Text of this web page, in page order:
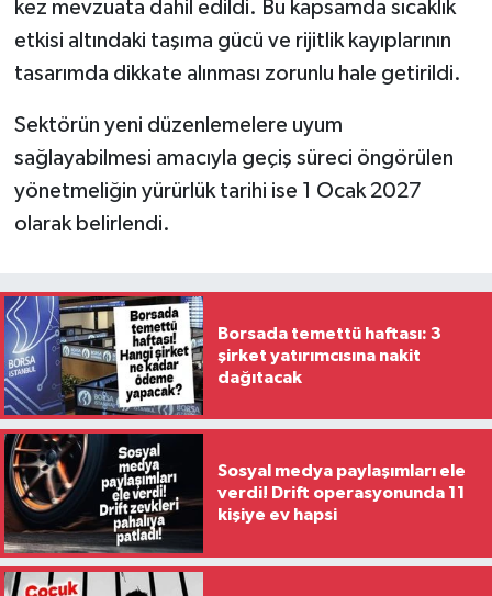
kez mevzuata dahil edildi. Bu kapsamda sıcaklık
etkisi altındaki taşıma gücü ve rijitlik kayıplarının
tasarımda dikkate alınması zorunlu hale getirildi.
Sektörün yeni düzenlemelere uyum
sağlayabilmesi amacıyla geçiş süreci öngörülen
yönetmeliğin yürürlük tarihi ise 1 Ocak 2027
olarak belirlendi.
Borsada temettü haftası: 3
şirket yatırımcısına nakit
dağıtacak
Sosyal medya paylaşımları ele
verdi! Drift operasyonunda 11
kişiye ev hapsi